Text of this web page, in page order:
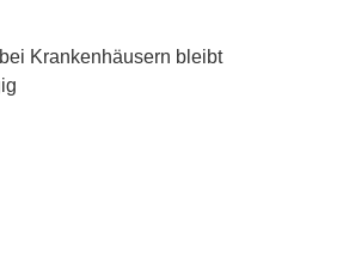
Krankenhäusern bleibt